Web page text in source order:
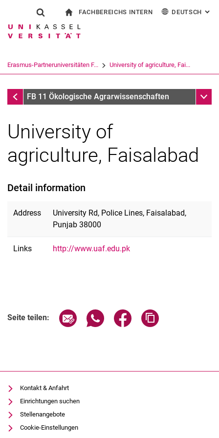
Springe direkt zu: Inhalt
Springe direkt zu: Suche
Springe direkt zu:
Suchformular
Suchbegriff
Suchen (öffnet externen Link in einem
FACHBEREICHS INTERN DEUTSCH :
Erasmus-Partneruniversitäten F... University of agriculture, Fai...
Erasmus-Partneruniversitäten FB11 außerhalb EU
FB 11 Ökologische Agrarwissenschaften
Projektstudium
Ins Ausland gehen
Erasmus-Partneruniversitäten FB11 außerhalb EU
Qualitätssicherung
University of
agriculture, Faisalabad
Detail information
Address
University Rd, Police Lines, Faisalabad,
Punjab 38000
Links http://www.uaf.edu.pk
Seite teilen: Seite über E-Mail teilen
Seite über WhatsApp teilen
Seite über Facebook
Kontakt & Anfahrt
Einrichtungen suchen
Stellenangebote
Cookie-Einstellungen